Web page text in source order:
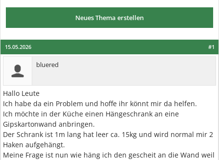
Neues Thema erstellen
#1
15.05.2026
bluered
Hallo Leute
Ich habe da ein Problem und hoffe ihr könnt mir da helfen.
Ich möchte in der Küche einen Hängeschrank an eine
Gipskartonwand anbringen.
Der Schrank ist 1m lang hat leer ca. 15kg und wird normal mir 2
Haken aufgehängt.
Meine Frage ist nun wie häng ich den gescheit an die Wand weil